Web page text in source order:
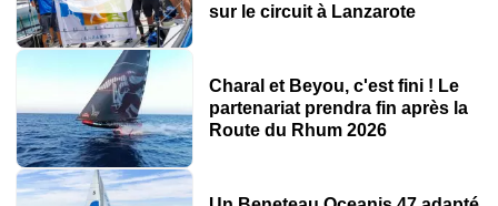
sur le circuit à Lanzarote
Charal et Beyou, c'est fini ! Le
partenariat prendra fin après la
Route du Rhum 2026